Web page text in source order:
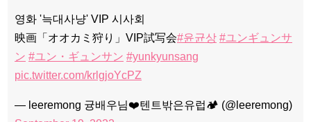
영화 '늑대사냥' VIP 시사회
映画「オオカミ狩り」VIP試写会#윤균상 #ユンギュンサ
ン #ユン・ギュンサン #yunkyunsang
pic.twitter.com/krlgjoYcPZ
— leeremong 귱배우님❤️텐트밖은유럽🏕 (@leeremong)